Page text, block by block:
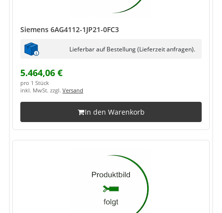
Siemens 6AG4112-1JP21-0FC3
Lieferbar auf Bestellung (Lieferzeit anfragen).
5.464,06 €
pro 1 Stück
inkl. MwSt. zzgl. Versand
In den Warenkorb